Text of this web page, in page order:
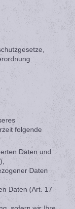
folgende
Daten und
Daten
Daten (Art. 17